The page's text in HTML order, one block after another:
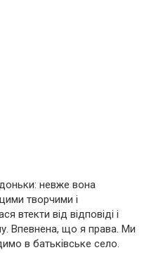
невже вона
творчими і
втекти від відповіді і
Впевнена, що я права. Ми
в батьківське село.